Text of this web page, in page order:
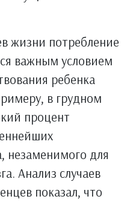
жизни потребление
важным условием
ребенка
в грудном
процент
незаменимого для
Анализ случаев
показал, что